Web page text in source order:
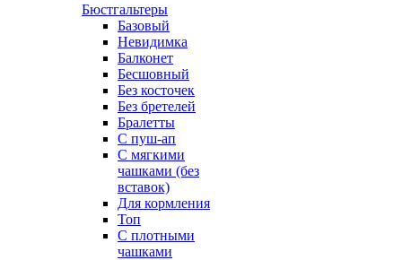
Бюстгальтеры
Базовый
Невидимка
Балконет
Бесшовный
Без косточек
Без бретелей
Бралетты
С пуш-ап
С мягкими
чашками (без
вставок)
Для кормления
Топ
С плотными
чашками